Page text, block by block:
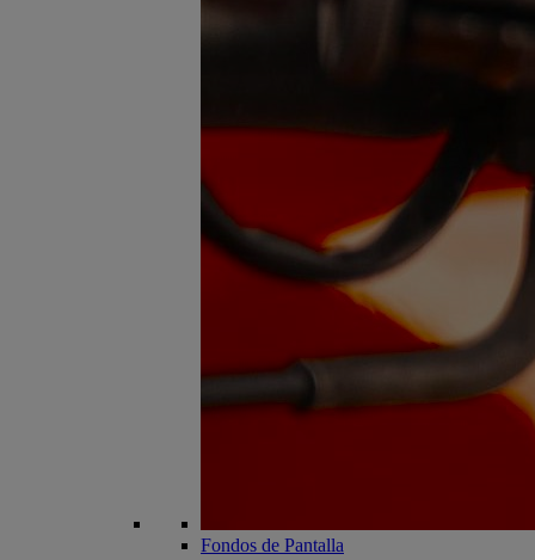
Fondos de Pantalla